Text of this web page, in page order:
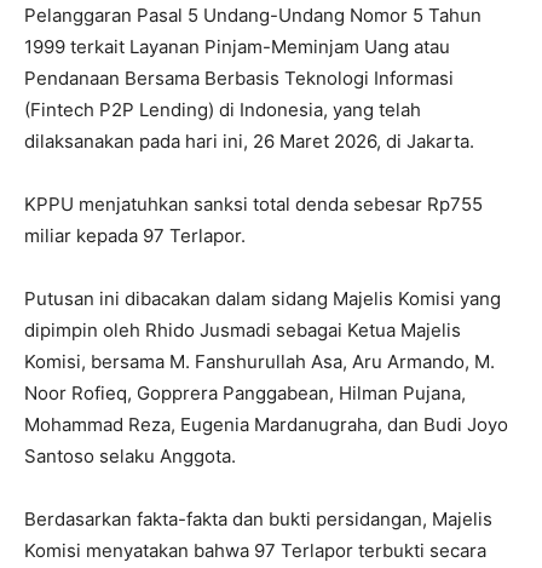
Pelanggaran Pasal 5 Undang-Undang Nomor 5 Tahun
1999 terkait Layanan Pinjam-Meminjam Uang atau
Pendanaan Bersama Berbasis Teknologi Informasi
(Fintech P2P Lending) di Indonesia, yang telah
dilaksanakan pada hari ini, 26 Maret 2026, di Jakarta.
KPPU menjatuhkan sanksi total denda sebesar Rp755
miliar kepada 97 Terlapor.
Putusan ini dibacakan dalam sidang Majelis Komisi yang
dipimpin oleh Rhido Jusmadi sebagai Ketua Majelis
Komisi, bersama M. Fanshurullah Asa, Aru Armando, M.
Noor Rofieq, Gopprera Panggabean, Hilman Pujana,
Mohammad Reza, Eugenia Mardanugraha, dan Budi Joyo
Santoso selaku Anggota.
Berdasarkan fakta-fakta dan bukti persidangan, Majelis
Komisi menyatakan bahwa 97 Terlapor terbukti secara